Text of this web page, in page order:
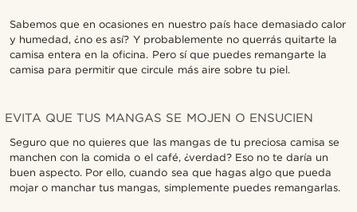
Sabemos que en ocasiones en nuestro país hace demasiado calor
y humedad, ¿no es así? Y probablemente no querrás quitarte la
camisa entera en la oficina. Pero sí que puedes remangarte la
camisa para permitir que circule más aire sobre tu piel.
EVITA QUE TUS MANGAS SE MOJEN O ENSUCIEN
Seguro que no quieres que las mangas de tu preciosa camisa se
manchen con la comida o el café, ¿verdad? Eso no te daría un
buen aspecto. Por ello, cuando sea que hagas algo que pueda
mojar o manchar tus mangas, simplemente puedes remangarlas.